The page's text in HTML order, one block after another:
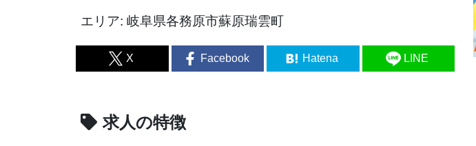
エリア: 岐阜県各務原市蘇原瑞雲町
X Facebook Hatena LINE
求人の特徴